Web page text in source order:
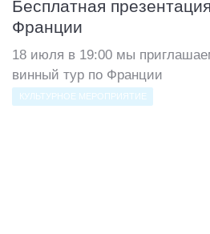
Бесплатная
Франции
18 июля в 19:00 мы
винный тур по Франции
КУЛЬТУРНОЕ МЕРОПРИЯТИЕ